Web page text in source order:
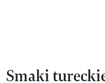
Smaki